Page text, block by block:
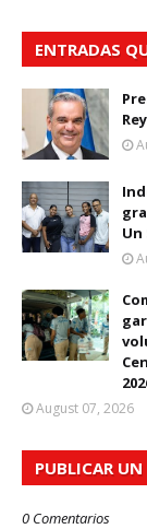
ENTRADAS
Un
August 07, 2026
PUBLICAR
0 Comentarios